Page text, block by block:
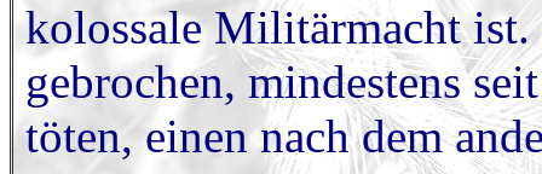
kolossale Militärmacht ist.
gebrochen, mindestens
töten, einen nach dem